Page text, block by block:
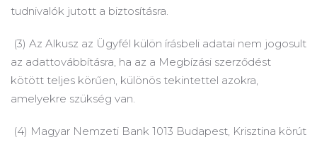
tudnivalók jutott a biztosításra.
(3) Az Alkusz az Ügyfél külön írásbeli adatai nem jogosult
az adattovábbításra, ha az a Megbízási szerződést
kötött teljes körűen, különös tekintettel azokra,
amelyekre szükség van.
(4) Magyar Nemzeti Bank 1013 Budapest, Krisztina körút